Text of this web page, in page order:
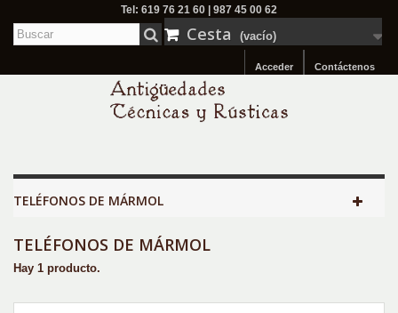
Tel: 619 76 21 60 | 987 45 00 62
Cesta (vacío)
Contáctenos
Acceder
TELÉFONOS DE MÁRMOL
TELÉFONOS DE MÁRMOL
Hay 1 producto.